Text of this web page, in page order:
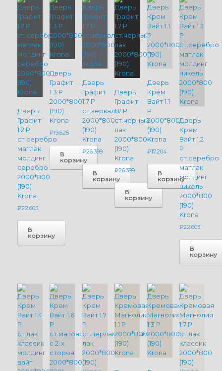
Дверь
Графит
1.2 P
ст.серебро
матлак
молдинг
серебро
2000*800
(190)
Krona
₽22.605
В
корзину
Дверь
Графит
1.3 P
2000*800
(190)
Krona
₽19.625
В
корзину
Дверь
Графит
1.7 P
ст.зеркало
2000*800
(190)
Krona
₽26.399
В
корзину
Дверь
Графит
1.7 P
ст.черный
лак
2000*800
(190)
Krona
₽26.399
В
корзину
Дверь
Крем
Вайт 1.1
P
2000*800
(190)
Krona
₽17.204
В
корзину
Дверь
Крем
Вайт 1.2
P
ст.серебро
матлак
молдинг
никель
2000*800
(190)
Krona
₽22.605
В
корзину